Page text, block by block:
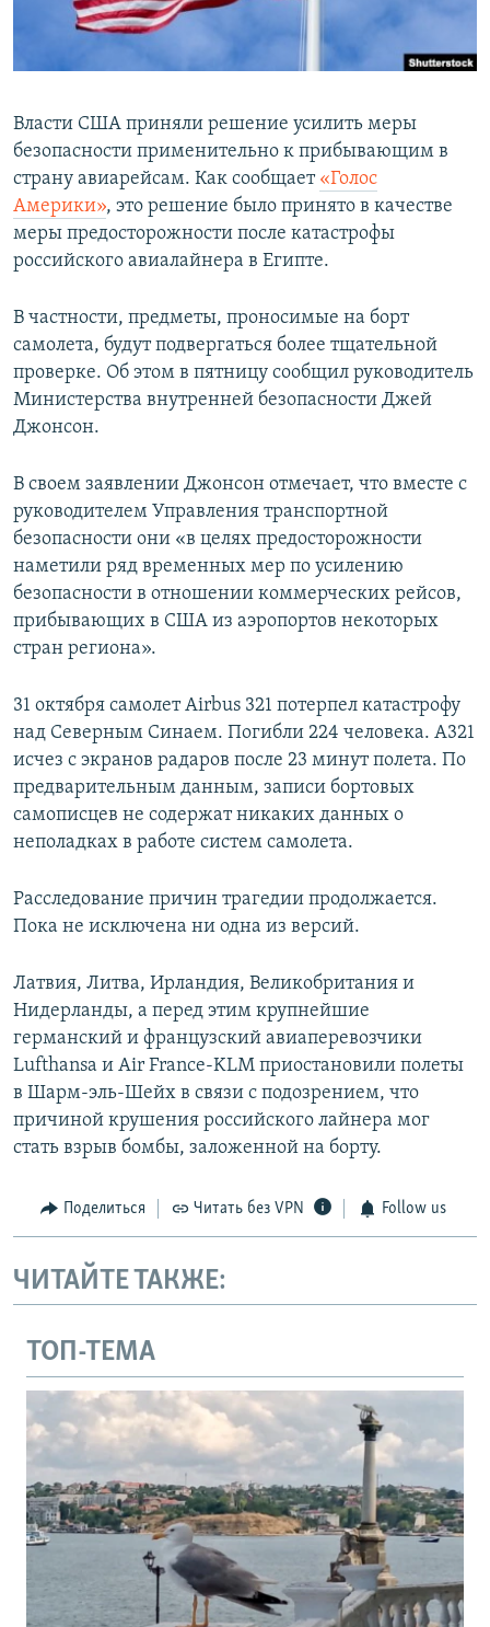
ПОБЕДИТЕЛЕЙ НЕ СУДЯТ?
УКРАИНСКАЯ ПРОБЛЕМА КРЫМА
ПРИСОЕДИНЯЙТЕСЬ!
Все сайты RFE/RL
Власти США приняли решение усилить меры
безопасности применительно к прибывающим в
страну авиарейсам. Как сообщает «Голос
Америки», это решение было принято в качестве
меры предосторожности после катастрофы
российского авиалайнера в Египте.
В частности, предметы, проносимые на борт
самолета, будут подвергаться более тщательной
проверке. Об этом в пятницу сообщил руководитель
Министерства внутренней безопасности Джей
Джонсон.
В своем заявлении Джонсон отмечает, что вместе с
руководителем Управления транспортной
безопасности они «в целях предосторожности
наметили ряд временных мер по усилению
безопасности в отношении коммерческих рейсов,
прибывающих в США из аэропортов некоторых
стран региона».
31 октября самолет Airbus 321 потерпел катастрофу
над Северным Синаем. Погибли 224 человека. А321
исчез с экранов радаров после 23 минут полета. По
предварительным данным, записи бортовых
самописцев не содержат никаких данных о
неполадках в работе систем самолета.
Расследование причин трагедии продолжается.
Пока не исключена ни одна из версий.
Латвия, Литва, Ирландия, Великобритания и
Нидерланды, а перед этим крупнейшие
германский и французский авиаперевозчики
Lufthansa и Air France-KLM приостановили полеты
в Шарм-эль-Шейх в связи с подозрением, что
причиной крушения российского лайнера мог
стать взрыв бомбы, заложенной на борту.
Поделиться Читать без VPN Follow us
ЧИТАЙТЕ ТАКЖЕ:
ТОП-ТЕМА